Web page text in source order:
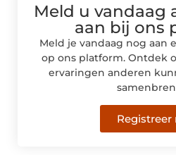
Meld u vandaag
aan bij ons
Meld je vandaag nog aan
op ons platform. Ontdek
ervaringen anderen
Registreer